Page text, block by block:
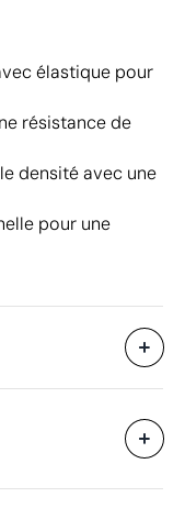
élastique pour
résistance de
densité avec une
pour une